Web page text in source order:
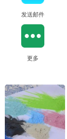
发送邮件
更多